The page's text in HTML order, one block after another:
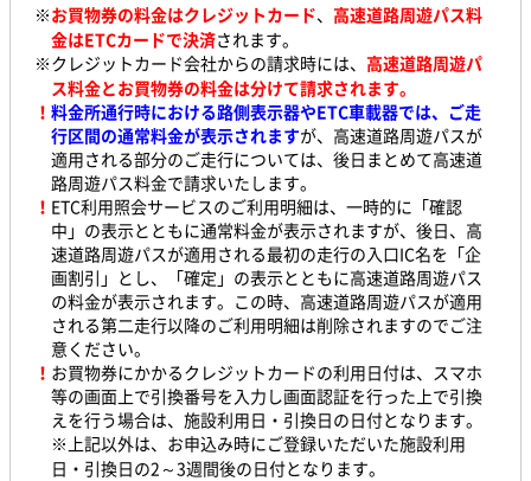
※お買物券の料金はクレジットカード、 高速道路周遊パス料
金はETCカードで決済されます。
※クレジットカード会社からの請求時には、 高速道路周遊パ
ス料金とお買物券の料金は分けて請求されます。
！ 料金所通行時における路側表示器やETC車載器では、ご走
行区間の通常料金が表示されますが、高速道路周遊パスが
適用される部分のご走行については、後日まとめて高速道
路周遊パス料金で請求いたします。
！ ETC利用照会サービスのご利用明細は、一時的に「確認
中」の表示とともに通常料金が表示されますが、後日、高
速道路周遊パスが適用される最初の走行の入口IC名を「企
画割引」とし、「確定」の表示とともに高速道路周遊パス
の料金が表示されます。この時、高速道路周遊パスが適用
される第二走行以降のご利用明細は削除されますのでご注
意ください。
！ お買物券にかかるクレジットカードの利用日付は、スマホ
等の画面上で引換番号を入力し画面認証を行った上で引換
えを行う場合は、施設利用日・引換日の日付となります。
※上記以外は、お申込み時にご登録いただいた施設利用
日・引換日の2～3週間後の日付となります。